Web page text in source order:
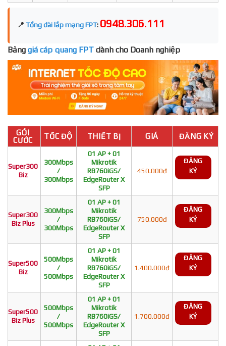
📍 Tổng đài lắp mạng FPT: 0948.306.111
Bảng giá cáp quang FPT dành cho Doanh nghiệp
GÓI
CƯỚC
TỐC ĐỘ THIẾT BỊ GIÁ ĐĂNG KÝ
Super300
Biz
300Mbps
/
300Mbps
01 AP + 01
Mikrotik
RB760iGS/
EdgeRouter X
SFP
450.000đ
ĐĂNG
KÝ
Super300
Biz Plus
300Mbps
/
300Mbps
01 AP + 01
Mikrotik
RB760iGS/
EdgeRouter X
SFP
750.000đ
ĐĂNG
KÝ
Super500
Biz
500Mbps
/
500Mbps
01 AP + 01
Mikrotik
RB760iGS/
EdgeRouter X
SFP
1.400.000đ
ĐĂNG
KÝ
Super500
Biz Plus
500Mbps
/
500Mbps
01 AP + 01
Mikrotik
RB760iGS/
EdgeRouter X
SFP
1.700.000đ
ĐĂNG
KÝ